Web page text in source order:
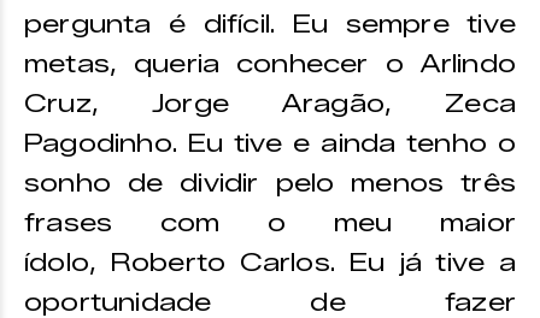
pergunta é difícil. Eu sempre tive
metas, queria conhecer o Arlindo
Cruz, Jorge Aragão, Zeca
Pagodinho. Eu tive e ainda tenho o
sonho de dividir pelo menos três
frases com o meu maior
ídolo, Roberto Carlos. Eu já tive a
oportunidade de fazer